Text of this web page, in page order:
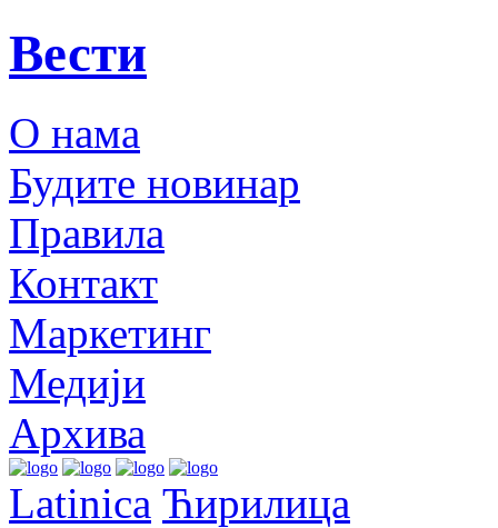
Вести
О нама
Будите новинар
Правила
Контакт
Маркетинг
Медији
Архива
Latinica Ћирилица